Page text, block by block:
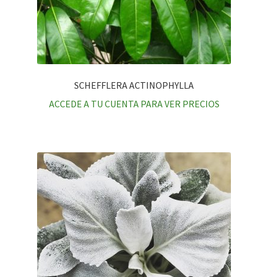
SCHEFFLERA ACTINOPHYLLA
ACCEDE A TU CUENTA PARA VER PRECIOS